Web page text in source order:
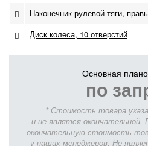
Наконечник рулевой тяги,
Диск колеса, 10 отверстий
Основная
по
* Стоимость товара
и не являтся
окончательную стоимость
у наших менеджеров. Не